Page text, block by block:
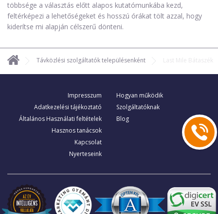
többsége a választás előtt alapos kutatómunkába kezd,
feltérképezi a lehetőségeket és hosszú órákat tölt azzal, hogy
kiderítse mi alapján célszerű dönteni.
Távközlési szolgáltatók településenként Last Mile Bátaszék
Impresszum
Adatkezelési tájékoztató
Általános Használati feltételek
Hasznos tanácsok
Kapcsolat
Nyerteseink
Hogyan működik
Szolgáltatóknak
Blog